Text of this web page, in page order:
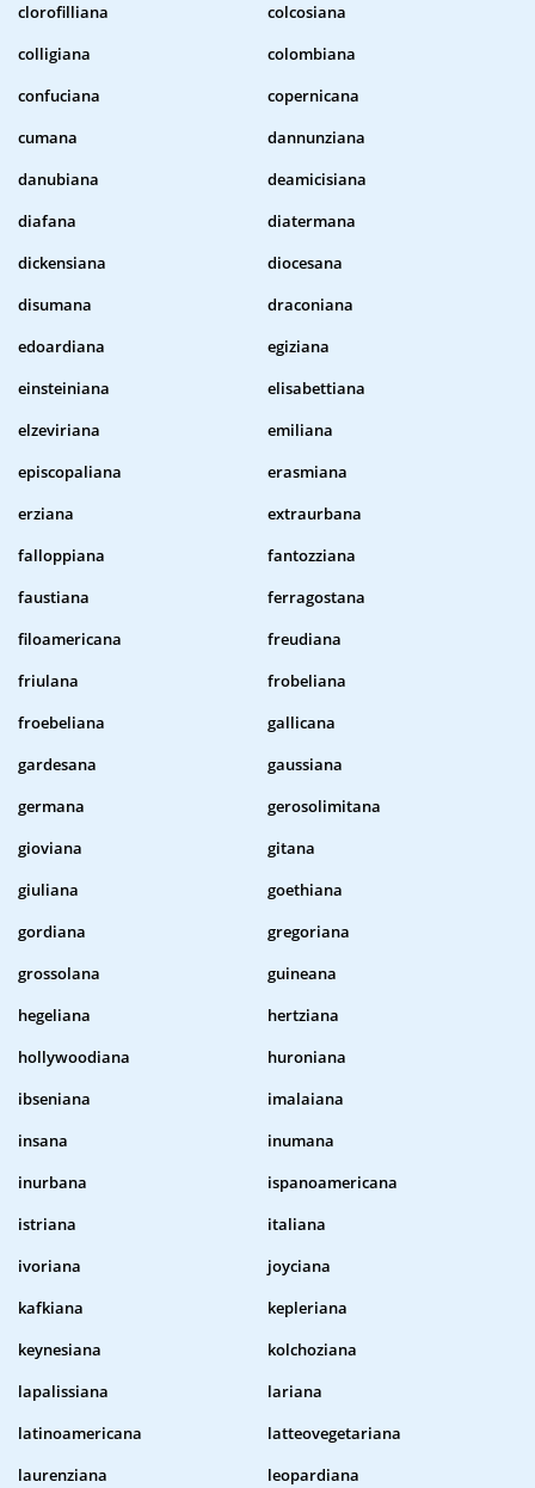
clorofilliana
colcosiana
colligiana
colombiana
confuciana
copernicana
cumana
dannunziana
danubiana
deamicisiana
diafana
diatermana
dickensiana
diocesana
disumana
draconiana
edoardiana
egiziana
einsteiniana
elisabettiana
elzeviriana
emiliana
episcopaliana
erasmiana
erziana
extraurbana
falloppiana
fantozziana
faustiana
ferragostana
filoamericana
freudiana
friulana
frobeliana
froebeliana
gallicana
gardesana
gaussiana
germana
gerosolimitana
gioviana
gitana
giuliana
goethiana
gordiana
gregoriana
grossolana
guineana
hegeliana
hertziana
hollywoodiana
huroniana
ibseniana
imalaiana
insana
inumana
inurbana
ispanoamericana
istriana
italiana
ivoriana
joyciana
kafkiana
kepleriana
keynesiana
kolchoziana
lapalissiana
lariana
latinoamericana
latteovegetariana
laurenziana
leopardiana